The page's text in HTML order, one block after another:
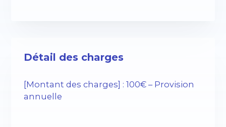
Détail des charges
[Montant des charges] : 100€ – Provision
annuelle